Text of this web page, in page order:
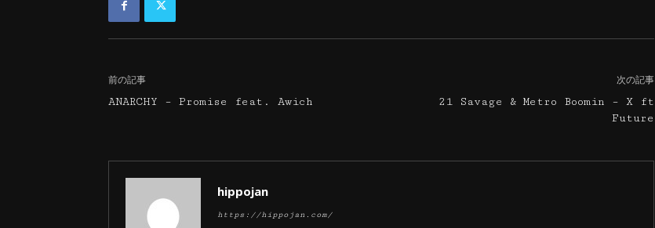
前の記事
ANARCHY – Promise feat. Awich
次の記事
21 Savage & Metro Boomin – X ft
Future
hippojan
https://hippojan.com/